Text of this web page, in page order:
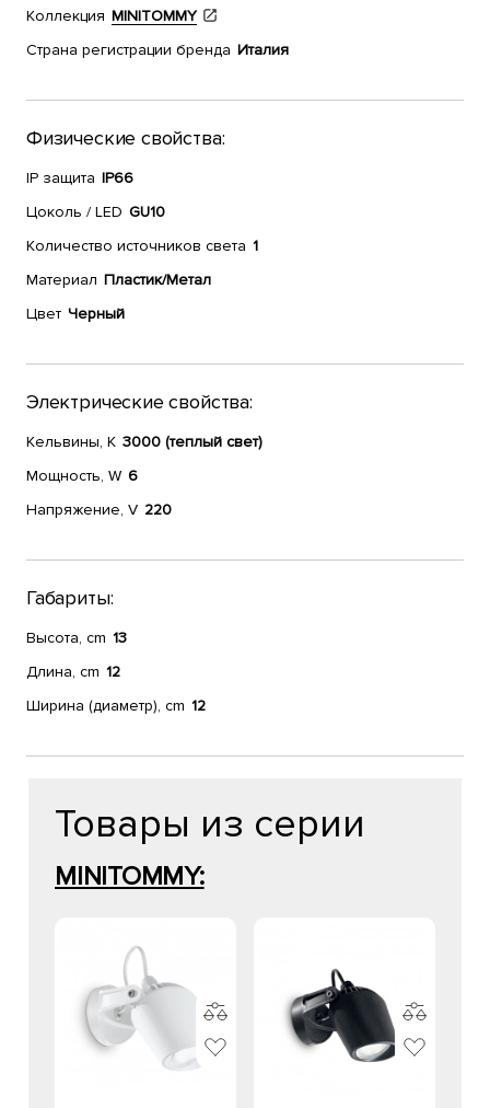
Коллекция MINITOMMY
Страна регистрации бренда Италия
Физические свойства:
IP защита IP66
Цоколь / LED GU10
Количество источников света 1
Материал Пластик/Метал
Цвет Черный
Электрические свойства:
Кельвины, К 3000 (теплый свет)
Мощность, W 6
Напряжение, V 220
Габариты:
Высота, cm 13
Длина, cm 12
Ширина (диаметр), cm 12
Товары из серии
MINITOMMY: